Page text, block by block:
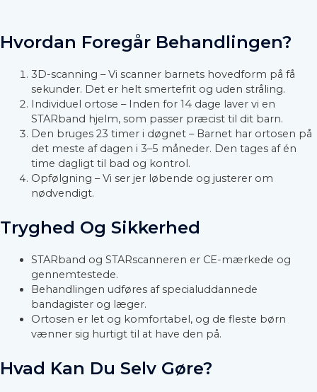
Hvordan Foregår Behandlingen?
3D-scanning – Vi scanner barnets hovedform på få
sekunder. Det er helt smertefrit og uden stråling.
Individuel ortose – Inden for 14 dage laver vi en
STARband hjelm, som passer præcist til dit barn.
Den bruges 23 timer i døgnet – Barnet har ortosen på
det meste af dagen i 3–5 måneder. Den tages af én
time dagligt til bad og kontrol.
Opfølgning – Vi ser jer løbende og justerer om
nødvendigt.
Tryghed Og Sikkerhed
STARband og STARscanneren er CE-mærkede og
gennemtestede.
Behandlingen udføres af specialuddannede
bandagister og læger.
Ortosen er let og komfortabel, og de fleste børn
vænner sig hurtigt til at have den på.
Hvad Kan Du Selv Gøre?